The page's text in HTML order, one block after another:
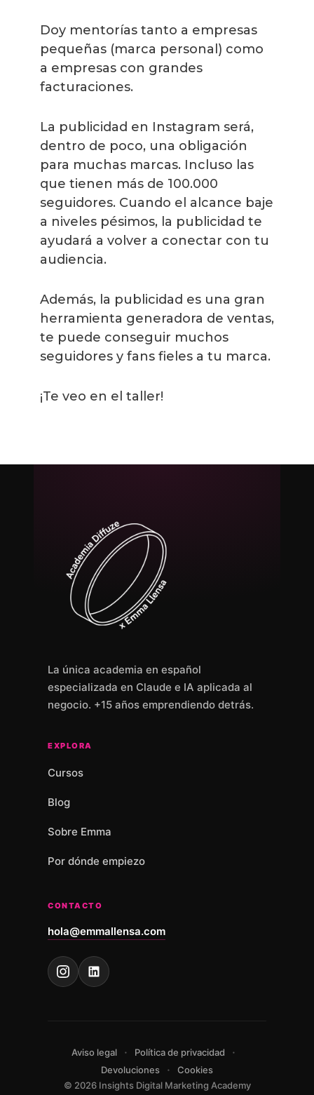
Doy mentorías tanto a empresas
pequeñas (marca personal) como
a empresas con grandes
facturaciones.
La publicidad en Instagram será,
dentro de poco, una obligación
para muchas marcas. Incluso las
que tienen más de 100.000
seguidores. Cuando el alcance baje
a niveles pésimos, la publicidad te
ayudará a volver a conectar con tu
audiencia.
Además, la publicidad es una gran
herramienta generadora de ventas,
te puede conseguir muchos
seguidores y fans fieles a tu marca.
¡Te veo en el taller!
La única academia en español
especializada en Claude e IA aplicada al
negocio. +15 años emprendiendo detrás.
EXPLORA
Cursos
Blog
Sobre Emma
Por dónde empiezo
CONTACTO
hola@emmallensa.com
Aviso legal · Política de privacidad ·
Devoluciones ·
Cookies
© 2026 Insights Digital Marketing Academy